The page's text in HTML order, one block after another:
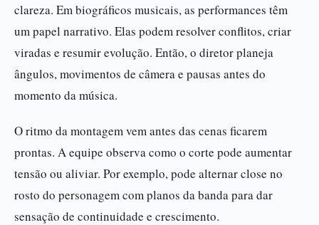
clareza. Em biográficos musicais, as performances têm
um papel narrativo. Elas podem resolver conflitos, criar
viradas e resumir evolução. Então, o diretor planeja
ângulos, movimentos de câmera e pausas antes do
momento da música.
O ritmo da montagem vem antes das cenas ficarem
prontas. A equipe observa como o corte pode aumentar
tensão ou aliviar. Por exemplo, pode alternar close no
rosto do personagem com planos da banda para dar
sensação de continuidade e crescimento.